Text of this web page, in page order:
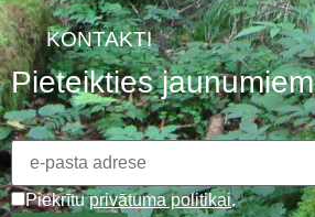
KONTAKTI
Pieteikties jaunumiem
Piekrītuprivātuma politikai.